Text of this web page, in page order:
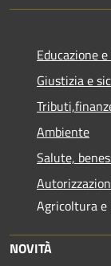
Educazione
Giustizia e
Ambiente
Salute,
Agricoltura e
NOVITÀ